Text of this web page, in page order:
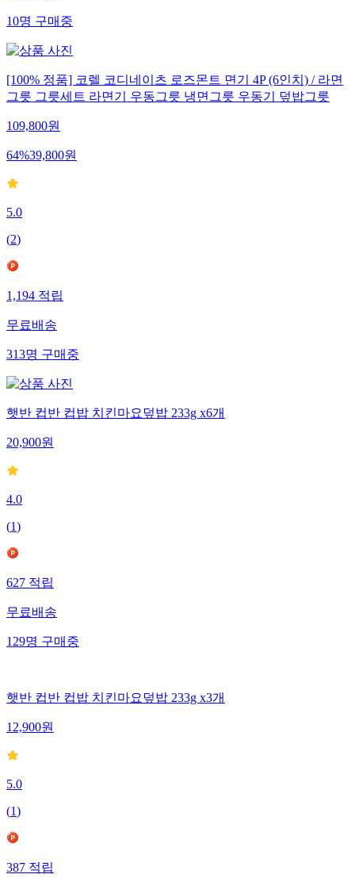
10명 구매중
[100% 정품] 코렐 코디네이츠 로즈몬트 면기 4P (6인치) / 라면
그릇 그릇세트 라면기 우동그릇 냉면그릇 우동기 덮밥그릇
109,800원
64%39,800원
5.0
(2)
1,194 적립
무료배송
313명 구매중
햇반 컵반 컵밥 치킨마요덮밥 233g x6개
20,900원
4.0
(1)
627 적립
무료배송
129명 구매중
햇반 컵반 컵밥 치킨마요덮밥 233g x3개
12,900원
5.0
(1)
387적립